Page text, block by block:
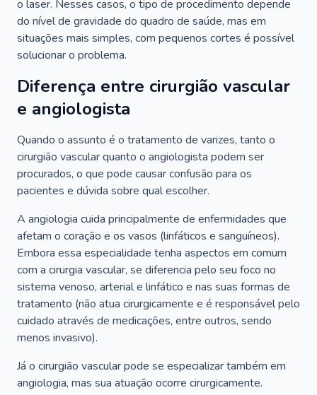
o laser. Nesses casos, o tipo de procedimento depende
do nível de gravidade do quadro de saúde, mas em
situações mais simples, com pequenos cortes é possível
solucionar o problema.
Diferença entre cirurgião vascular
e angiologista
Quando o assunto é o tratamento de varizes, tanto o
cirurgião vascular quanto o angiologista podem ser
procurados, o que pode causar confusão para os
pacientes e dúvida sobre qual escolher.
A angiologia cuida principalmente de enfermidades que
afetam o coração e os vasos (linfáticos e sanguíneos).
Embora essa especialidade tenha aspectos em comum
com a cirurgia vascular, se diferencia pelo seu foco no
sistema venoso, arterial e linfático e nas suas formas de
tratamento (não atua cirurgicamente e é responsável pelo
cuidado através de medicações, entre outros, sendo
menos invasivo).
Já o cirurgião vascular pode se especializar também em
angiologia, mas sua atuação ocorre cirurgicamente.